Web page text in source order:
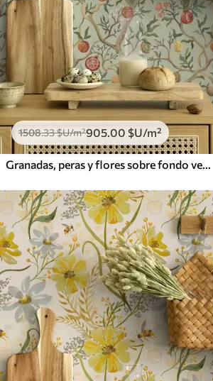
1508.33$U/m²905.00 $U/m²
Granadas, peras y flores sobre fondo verde pálido